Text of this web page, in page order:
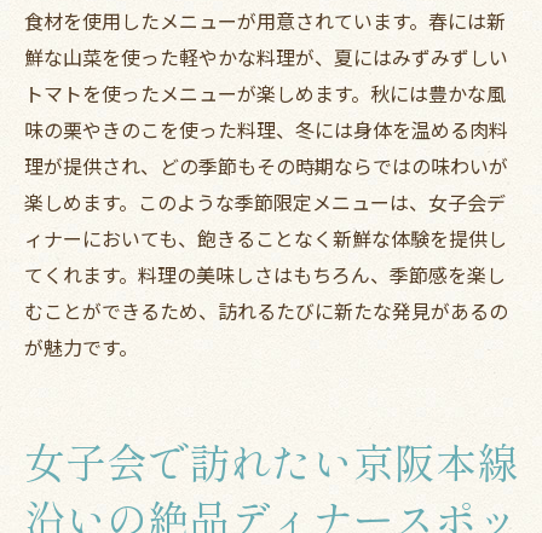
食材を使用したメニューが用意されています。春には新
鮮な山菜を使った軽やかな料理が、夏にはみずみずしい
トマトを使ったメニューが楽しめます。秋には豊かな風
味の栗やきのこを使った料理、冬には身体を温める肉料
理が提供され、どの季節もその時期ならではの味わいが
楽しめます。このような季節限定メニューは、女子会デ
ィナーにおいても、飽きることなく新鮮な体験を提供し
てくれます。料理の美味しさはもちろん、季節感を楽し
むことができるため、訪れるたびに新たな発見があるの
が魅力です。
女子会で訪れたい京阪本線
沿いの絶品ディナースポッ